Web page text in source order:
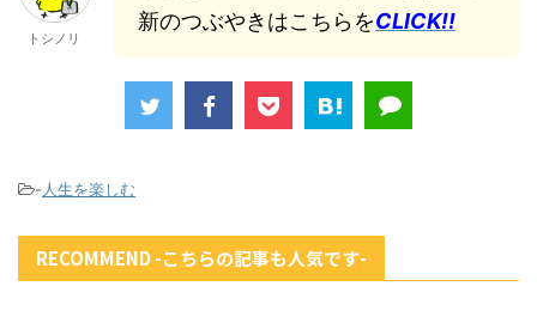
トシノリ
新のつぶやきはこちらをCLICK!!
-人生を楽しむ
RECOMMEND -こちらの記事も人気です-